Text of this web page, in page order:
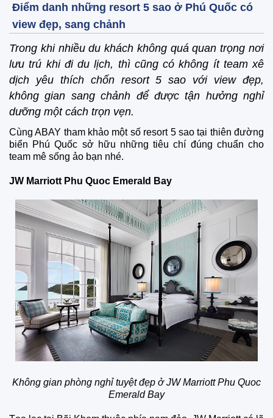
Điểm danh những resort 5 sao ở Phú Quốc có
view đẹp, sang chảnh
Trong khi nhiều du khách không quá quan trọng nơi
lưu trú khi đi du lịch, thì cũng có không ít team xê
dịch yêu thích chốn resort 5 sao với view đẹp,
không gian sang chảnh để được tận hưởng nghỉ
dưỡng một cách trọn vẹn.
Cùng ABAY tham khảo một số resort 5 sao tại thiên đường
biển Phú Quốc sở hữu những tiêu chí đúng chuẩn cho
team mê sống ảo bạn nhé.
JW Marriott Phu Quoc Emerald Bay
Không gian phòng nghỉ tuyệt đẹp ở JW Marriott Phu Quoc
Emerald Bay